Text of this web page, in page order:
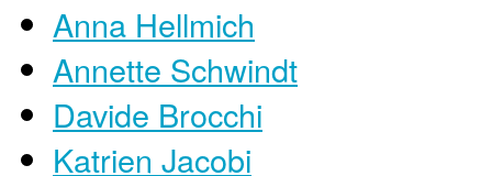
Anna Hellmich
Annette Schwindt
Davide Brocchi
Katrien Jacobi